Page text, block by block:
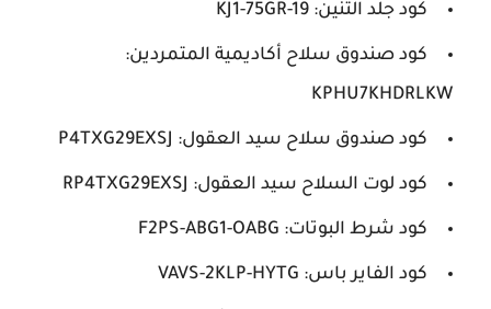
كود جلد التنين: KJ1-75GR-19
كود صندوق سلاح أكاديمية المتمردين:
KPHU7KHDRLKW
كود صندوق سلاح سيد العقول: P4TXG29EXSJ
كود لوت السلاح سيد العقول: RP4TXG29EXSJ
كود شرط البوتات: F2PS-ABG1-OABG
كود الفاير باس: VAVS-2KLP-HYTG